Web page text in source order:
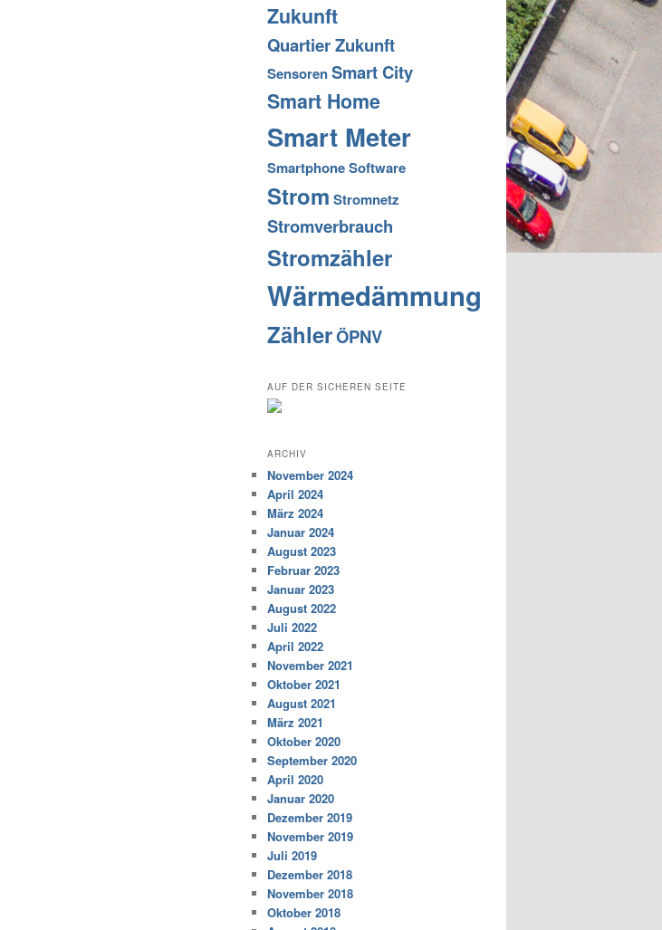
Zukunft
Quartier Zukunft
SensorenSmart City
Smart Home
Smart Meter
SmartphoneSoftware
Strom Stromnetz
Stromverbrauch
Stromzähler
Wärmedämmung
ZählerÖPNV
AUF DER SICHEREN SEITE
ARCHIV
November 2024
April 2024
März 2024
Januar 2024
August 2023
Februar 2023
Januar 2023
August 2022
Juli 2022
April 2022
November 2021
Oktober 2021
August 2021
März 2021
Oktober 2020
September 2020
April 2020
Januar 2020
Dezember 2019
November 2019
Juli 2019
Dezember 2018
November 2018
Oktober 2018